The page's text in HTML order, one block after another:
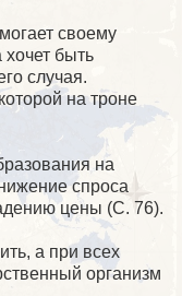
своему
хочет быть
случая.
на троне
на
спроса
цены (С. 76).
а при всех
организм